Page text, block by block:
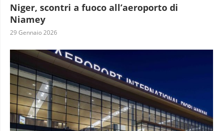
Niger, scontri a fuoco all’aeroporto di
Niamey
29 Gennaio 2026